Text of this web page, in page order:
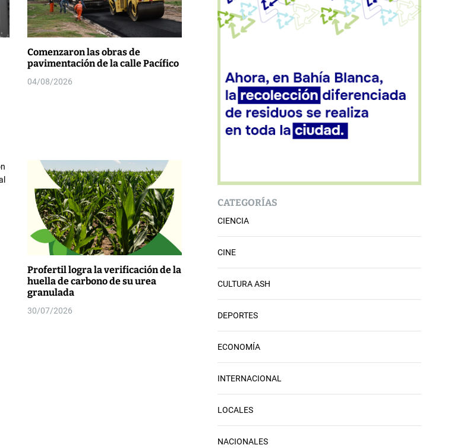
Comenzaron las obras de
pavimentación de la calle Pacífico
04/08/2026
Profertil logra la verificación de la
huella de carbono de su urea
granulada
30/07/2026
CATEGORÍAS
CIENCIA
CINE
CULTURA ASH
DEPORTES
ECONOMÍA
INTERNACIONAL
LOCALES
NACIONALES